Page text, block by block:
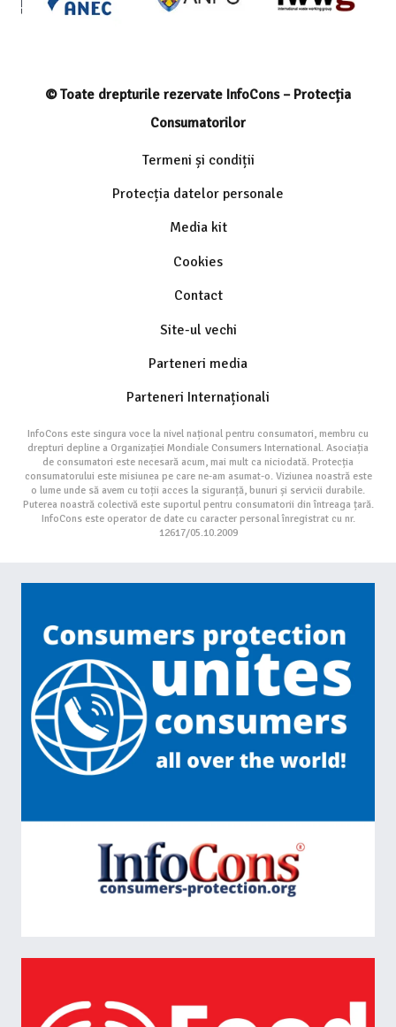
© Toate drepturile rezervate InfoCons – Protecția
Consumatorilor
Termeni și condiții
Protecția datelor personale
Media kit
Cookies
Contact
Site-ul vechi
Parteneri media
Parteneri Internaționali
InfoCons este singura voce la nivel național pentru consumatori, membru cu
drepturi depline a Organizației Mondiale Consumers International. Asociația
de consumatori este necesară acum, mai mult ca niciodată. Protecția
consumatorului este misiunea pe care ne-am asumat-o. Viziunea noastră este
o lume unde să avem cu toții acces la siguranță, bunuri și servicii durabile.
Puterea noastră colectivă este suportul pentru consumatorii din întreaga țară.
InfoCons este operator de date cu caracter personal înregistrat cu nr.
12617/05.10.2009